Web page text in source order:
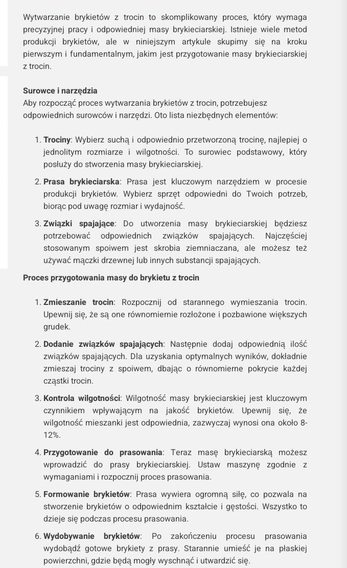
Wytwarzanie brykietów z trocin to skomplikowany proces, który wymaga
precyzyjnej pracy i odpowiedniej masy brykieciarskiej. Istnieje wiele metod
produkcji brykietów, ale w niniejszym artykule skupimy się na kroku
pierwszym i fundamentalnym, jakim jest przygotowanie masy brykieciarskiej
z trocin.
Surowce i narzędzia
Aby rozpocząć proces wytwarzania brykietów z trocin, potrzebujesz
odpowiednich surowców i narzędzi. Oto lista niezbędnych elementów:
Trociny: Wybierz suchą i odpowiednio przetworzoną trocinę, najlepiej o
jednolitym rozmiarze i wilgotności. To surowiec podstawowy, który
posłuży do stworzenia masy brykieciarskiej.
Prasa brykieciarska: Prasa jest kluczowym narzędziem w procesie
produkcji brykietów. Wybierz sprzęt odpowiedni do Twoich potrzeb,
biorąc pod uwagę rozmiar i wydajność.
Związki spajające: Do utworzenia masy brykieciarskiej będziesz
potrzebować odpowiednich związków spajających. Najczęściej
stosowanym spoiwem jest skrobia ziemniaczana, ale możesz też
używać mączki drzewnej lub innych substancji spajających.
Proces przygotowania masy do brykietu z trocin
Zmieszanie trocin: Rozpocznij od starannego wymieszania trocin.
Upewnij się, że są one równomiernie rozłożone i pozbawione większych
grudek.
Dodanie związków spajających: Następnie dodaj odpowiednią ilość
związków spajających. Dla uzyskania optymalnych wyników, dokładnie
zmieszaj trociny z spoiwem, dbając o równomierne pokrycie każdej
cząstki trocin.
Kontrola wilgotności: Wilgotność masy brykieciarskiej jest kluczowym
czynnikiem wpływającym na jakość brykietów. Upewnij się, że
wilgotność mieszanki jest odpowiednia, zazwyczaj wynosi ona około 8-
12%.
Przygotowanie do prasowania: Teraz masę brykieciarską możesz
wprowadzić do prasy brykieciarskiej. Ustaw maszynę zgodnie z
wymaganiami i rozpocznij proces prasowania.
Formowanie brykietów: Prasa wywiera ogromną siłę, co pozwala na
stworzenie brykietów o odpowiednim kształcie i gęstości. Wszystko to
dzieje się podczas procesu prasowania.
Wydobywanie brykietów: Po zakończeniu procesu prasowania
wydobądź gotowe brykiety z prasy. Starannie umieść je na płaskiej
powierzchni, gdzie będą mogły wyschnąć i utwardzić się.